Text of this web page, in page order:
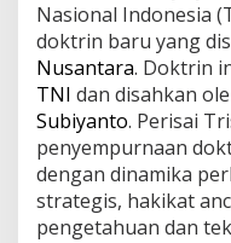
Nasional Indonesia
doktrin baru yang
Nusantara. Doktrin
TNI dan disahkan
Subiyanto. Perisai
penyempurnaan
dengan dinamika
strategis, hakikat
pengetahuan dan